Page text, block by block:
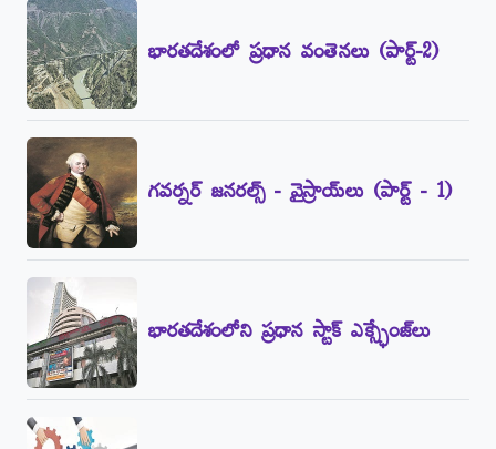
భారతదేశంలో ప్రధాన వంతెనలు (పార్ట్‌-2)
గవర్నర్‌ జనరల్స్‌ - వైస్రాయ్‌లు (పార్ట్‌ - 1)
భారతదేశంలోని ప్రధాన స్టాక్‌ ఎక్స్ఛేంజ్‌లు